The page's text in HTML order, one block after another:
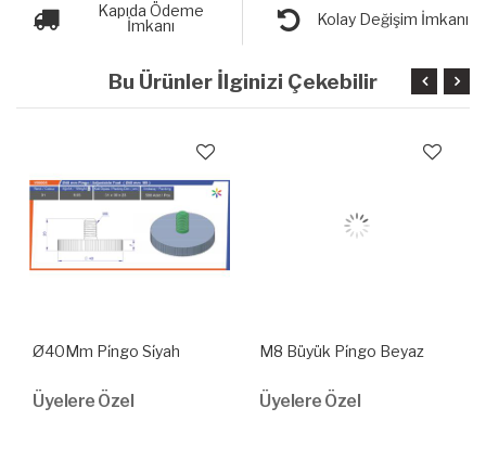
Kapıda Ödeme
İmkanı
Kolay Değişim İmkanı
Bu Ürünler İlginizi Çekebilir
Ø40Mm Pi̇ngo Si̇yah
Üyelere Özel
M8 Büyük Pi̇ngo Beyaz
Üyelere Özel